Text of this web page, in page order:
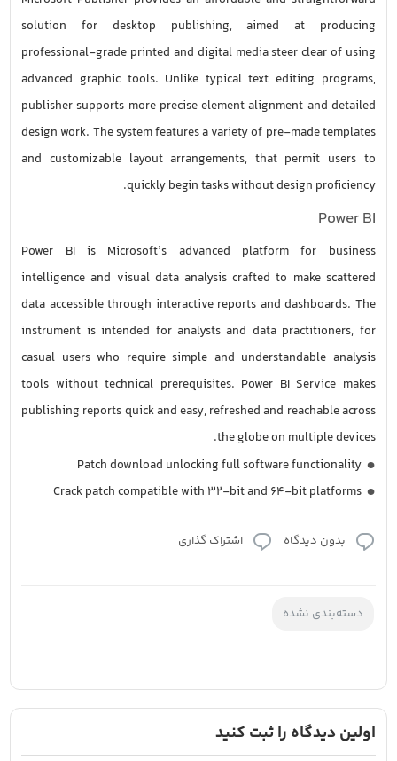
solution for desktop publishing, aimed at producing
professional-grade printed and digital media steer clear of using
advanced graphic tools. Unlike typical text editing programs,
publisher supports more precise element alignment and detailed
design work. The system features a variety of pre-made templates
and customizable layout arrangements, that permit users to
quickly begin tasks without design proficiency.
Power BI
Power BI is Microsoft’s advanced platform for business
intelligence and visual data analysis crafted to make scattered
data accessible through interactive reports and dashboards. The
instrument is intended for analysts and data practitioners, for
casual users who require simple and understandable analysis
tools without technical prerequisites. Power BI Service makes
publishing reports quick and easy, refreshed and reachable across
the globe on multiple devices.
Patch download unlocking full software functionality
Crack patch compatible with 32-bit and 64-bit platforms
بدون دیدگاه اشتراک گذاری
دسته‌بندی نشده
اولین دیدگاه را ثبت کنید